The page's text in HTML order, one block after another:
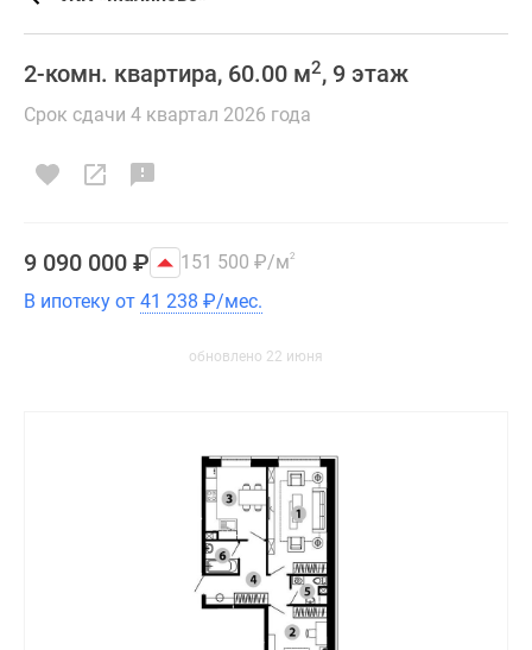
2-комн. квартира, 60.00 м2, 9 этаж
Срок сдачи 4 квартал 2026 года
9 090 000 ₽ 151 500 ₽/м2
В ипотеку от 41 238 ₽/мес.
обновлено 22 июня